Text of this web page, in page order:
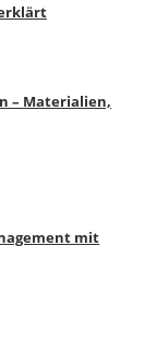
– Materialien,
mit